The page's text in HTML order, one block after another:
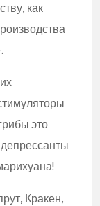
как
это
Кракен,